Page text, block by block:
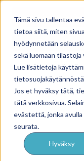
Tämä sivu tallentaa
tietoa siitä, miten
hyödynnetään
sekä luomaan
Lue lisätietoja
Jos et hyväksy tätä,
tätä verkkosivua.
evästettä, jonka
seurata.
Hyväksy
OmaTäsmä
YritysTäsmä
Neuvonta